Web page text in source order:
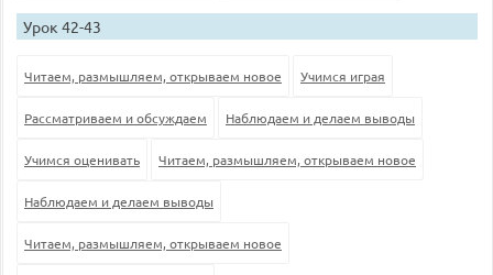
Урок 42-43
Читаем, размышляем, открываем новое Учимся играя
Рассматриваем и обсуждаем Наблюдаем и делаем выводы
Учимся оценивать Читаем, размышляем, открываем новое
Наблюдаем и делаем выводы
Читаем, размышляем, открываем новое